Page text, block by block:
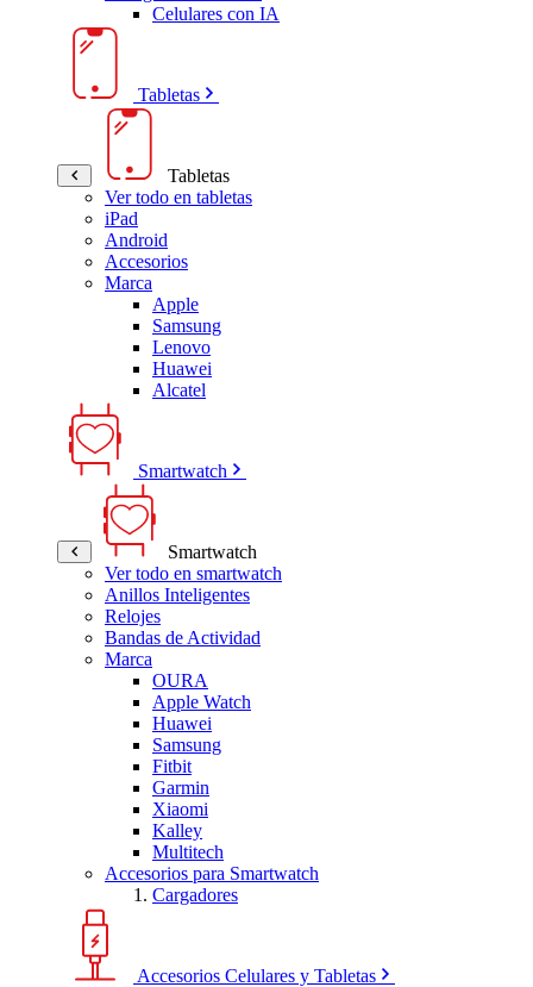
Celulares con IA
Tabletas
Tabletas
Ver todo en tabletas
iPad
Android
Accesorios
Marca
Apple
Samsung
Lenovo
Huawei
Alcatel
Smartwatch
Smartwatch
Ver todo en smartwatch
Anillos Inteligentes
Relojes
Bandas de Actividad
Marca
OURA
Apple Watch
Huawei
Samsung
Fitbit
Garmin
Xiaomi
Kalley
Multitech
Accesorios para Smartwatch
Cargadores
Accesorios Celulares y Tabletas